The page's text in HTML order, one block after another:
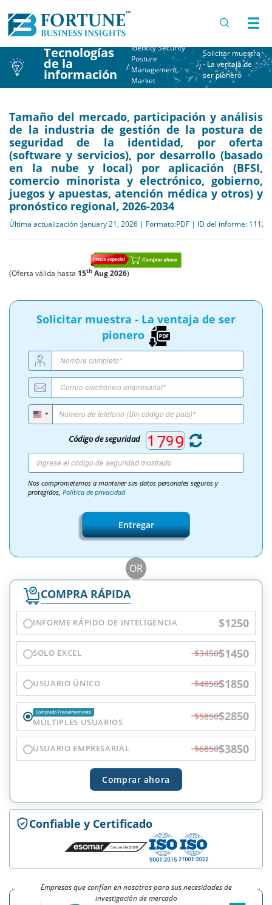
Tecnologías
de la
información /
Identity Security
Posture
Management
Market
/
Solicitar muestra
- La ventaja de
ser pionero
Tamaño del mercado, participación y análisis
de la industria de gestión de la postura de
seguridad de la identidad, por oferta
(software y servicios), por desarrollo (basado
en la nube y local) por aplicación (BFSI,
comercio minorista y electrónico, gobierno,
juegos y apuestas, atención médica y otros) y
pronóstico regional, 2026-2034
Última actualización :January 21, 2026 | Formato:PDF | ID del informe:
(Oferta válida hasta 15th Aug 2026)
Solicitar muestra - La ventaja de ser
pionero
Código de seguridad
Nos comprometemos a mantener sus datos personales seguros y
protegidos, Política de privacidad
Entregar
OR
COMPRA RÁPIDA
INFORME RÁPIDO DE INTELIGENCIA $1250
SOLO EXCEL $3450$1450
USUARIO ÚNICO $4850$1850
Comprado Frecuentemente
MÚLTIPLES USUARIOS $5850$2850
USUARIO EMPRESARIAL $6850$3850
Comprar ahora
Confiable y Certificado
Empresas que confían en nosotros para sus necesidades de
investigación de mercado